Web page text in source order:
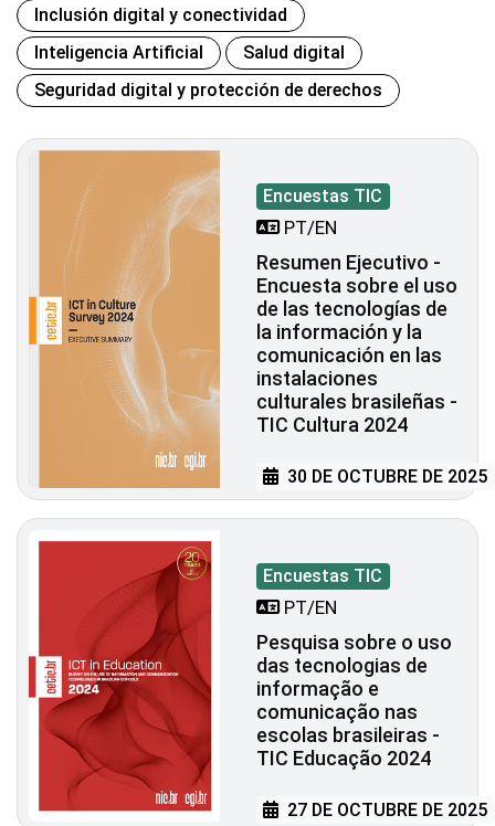
Inclusión digital y conectividad
Inteligencia Artificial
Salud digital
Seguridad digital y protección de derechos
Encuestas TIC
PT/EN
Resumen Ejecutivo -
Encuesta sobre el uso
de las tecnologías de
la información y la
comunicación en las
instalaciones
culturales brasileñas -
TIC Cultura 2024
30 DE OCTUBRE DE 2025
Encuestas TIC
PT/EN
Pesquisa sobre o uso
das tecnologias de
informação e
comunicação nas
escolas brasileiras -
TIC Educação 2024
27 DE OCTUBRE DE 2025